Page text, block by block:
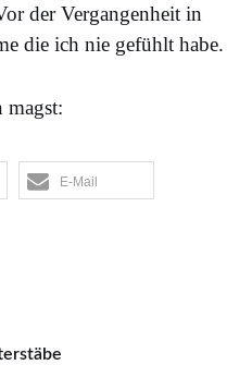
der Vergangenheit in
die ich nie gefühlt habe.
magst:
E-Mail